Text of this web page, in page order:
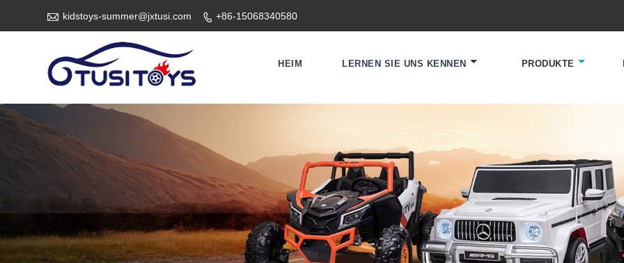
 kidstoys-summer@jxtusi.com  +86-15068340580
HEIM LERNEN SIE UNS KENNEN PRODUKTE